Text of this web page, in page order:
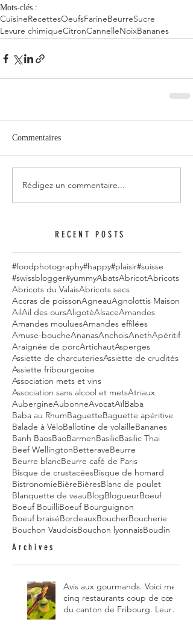
Mots-clés :
CuisineRecettesOeufsFarineBeurreSucre
Levure chimiqueCitronCannelleNoixBananes
Commentaires
Rédigez un commentaire...
RECENT POSTS
#foodphotography#happy#plaisir#suisse
#swissblogger#yummyAbatsAbricotAbricots
Abricots du ValaisAbricots secs
Accras de poissonAgneauAgnolottis Maison
AilAil des oursAligotéAlsaceAmandes
Amandes mouluesAmandes effilées
Amuse-boucheAnanasAnchoisAnethApéritif
Araignée de porcArtichautAsperges
Assiette de charcuteriesAssiette de crudités
Assiette fribourgeoise
Association mets et vins
Association sans alcool et metsAtriaux
AubergineAubonneAvocatAïlBaba
Baba au RhumBaguetteBaguette apéritive
Balade à VéloBallotine de volailleBananes
Banh BaosBaoBarmenBasilicBasilic Thai
Beef WellingtonBetteraveBeurre
Beurre blancBeurre café de Paris
Bisque de crustacéesBisque de homard
BistronomieBièreBièresBlanc de poulet
Blanquette de veauBlogBlogueurBoeuf
Boeuf BouilliBoeuf Bourguignon
Boeuf braiséBordeauxBoucherBoucherie
Bouchon VaudoisBouchon lyonnaisBoudin
Archives
Avis aux gourmands. Voici mes
cinq restaurants coup de cœur
du canton de Fribourg. Leurs